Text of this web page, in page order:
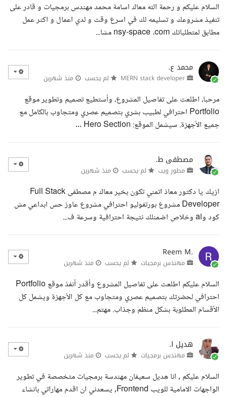
السلام عليكم و رحمة الله معاك اسامة محمد مهندس برمجيات و قادر على
تنفيذ مشروعك و تسليمه لك في اسرع وقت و لدي اعمال و اكثر عمل
مطابق لمتطلباتك nsy-space .com مشا...
محمد ع.
لم يحسب منذ شهرين
مرحبا، اطلعت على تفاصيل المشروع، وأستطيع تصميم وتطوير موقع
Portfolio احترافي لطبيب بشري بتصميم عصري ومتجاوب بالكامل مع
جميع الأجهزة. سيشمل الموقع: Hero Section ...
مصطفى ط.
مطور ويب لم يحسب منذ شهرين
ازيك يا دكتور معاذ اتمني تكون بخير معاك م مصطفى Full Stack
Developer مشروع بورتفوليو احترافي مشروع عاوز حس ابداعي مش
كود وai وخلاص اضمنلك نتيجة احترافية وسرعة ف...
Reem M.
مهندس برمجيات لم يحسب منذ شهرين
السلام عليكم اطلعت على تفاصيل المشروع وأقدر أنفذ موقع Portfolio
احترافي لحضرتك بتصميم عصري ومتجاوب مع كل الأجهزة ويشمل كل
الأقسام المطلوبة بشكل منظم وجذاب. مهتم...
هديل ا.
مهندس برمجيات لم يحسب منذ شهرين
السلام عليكم , انا هديل سعيفان مهندسة برمجيات متخصصة في تطوير
الواجهات الامامية للويب Frontend, يسعدني ان اقدم مهاراتي بانشاء